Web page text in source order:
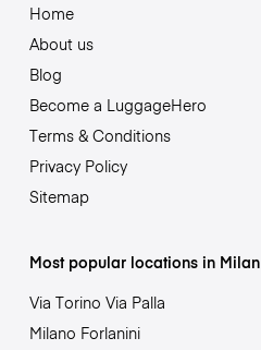
Home
About us
Blog
Become a LuggageHero
Terms & Conditions
Privacy Policy
Sitemap
Most popular locations in Milan
Via Torino Via Palla
Milano Forlanini